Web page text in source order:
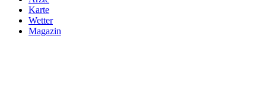
Karte
Wetter
Magazin